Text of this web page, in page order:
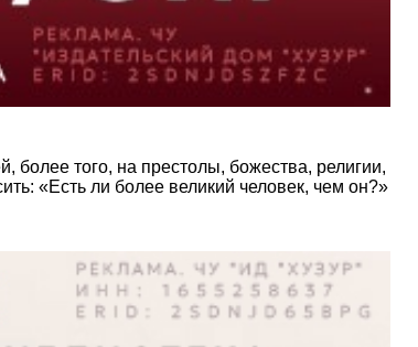
того, на престолы, божества, религии,
«Есть ли более великий человек, чем он?»